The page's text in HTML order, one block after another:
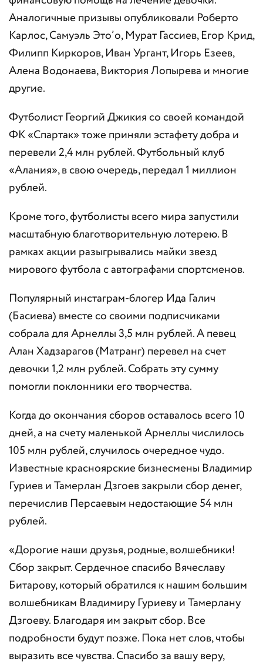
Аналогичные призывы опубликовали Роберто
Карлос, Самуэль Это’о, Мурат Гассиев, Егор Крид,
Филипп Киркоров, Иван Ургант, Игорь Езеев,
Алена Водонаева, Виктория Лопырева и многие
другие.
Футболист Георгий Джикия со своей командой
ФК «Спартак» тоже приняли эстафету добра и
перевели 2,4 млн рублей. Футбольный клуб
«Алания», в свою очередь, передал 1 миллион
рублей.
Кроме того, футболисты всего мира запустили
масштабную благотворительную лотерею. В
рамках акции разыгрывались майки звезд
мирового футбола с автографами спортсменов.
Популярный инстаграм-блогер Ида Галич
(Басиева) вместе со своими подписчиками
собрала для Арнеллы 3,5 млн рублей. А певец
Алан Хадзарагов (Матранг) перевел на счет
девочки 1,2 млн рублей. Собрать эту сумму
помогли поклонники его творчества.
Когда до окончания сборов оставалось всего 10
дней, а на счету маленькой Арнеллы числилось
105 млн рублей, случилось очередное чудо.
Известные красноярские бизнесмены Владимир
Гуриев и Тамерлан Дзгоев закрыли сбор денег,
перечислив Персаевым недостающие 54 млн
рублей.
«Дорогие наши друзья, родные, волшебники!
Сбор закрыт. Сердечное спасибо Вячеславу
Битарову, который обратился к нашим большим
волшебникам Владимиру Гуриеву и Тамерлану
Дзгоеву. Благодаря им закрыт сбор. Все
подробности будут позже. Пока нет слов, чтобы
выразить все чувства. Спасибо за вашу веру,